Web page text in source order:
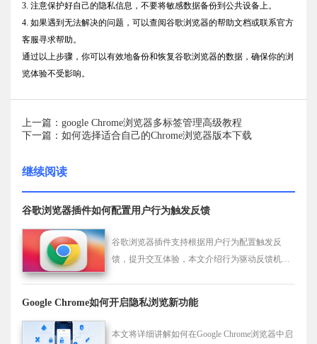
3. 注意保护好自己的隐私信息，不要将敏感数据备份到公共设备上。
4. 如果遇到无法解决的问题，可以查阅谷歌浏览器的帮助文档或联系官方
客服寻求帮助。
通过以上步骤，你可以有效地备份和恢复谷歌浏览器的数据，确保你的浏
览体验不受影响。
上一篇：google Chrome浏览器多标签管理高级教程
下一篇：如何选择适合自己的Chrome浏览器版本下载
继续阅读
谷歌浏览器插件如何配置用户行为触发反馈
谷歌浏览器插件支持根据用户行为配置触发反
馈，提升交互体验，本文介绍行为驱动反馈机制
Google Chrome如何开启隐私浏览新功能
本文将详细讲解如何在Google Chrome浏览器中启